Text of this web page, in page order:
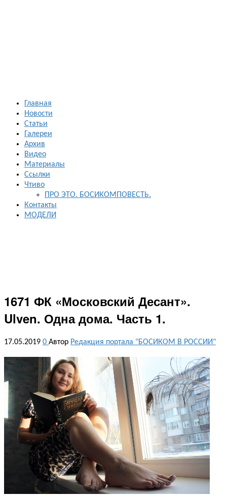
Главная
Новости
Статьи
Галереи
Архив
Видео
Материалы
Ссылки
Чтиво
ПРО ЭТО. БОСИКОМПОВЕСТЬ.
Контакты
МОДЕЛИ
1671 ФК «Московский Десант».
Ulven. Одна дома. Часть 1.
17.05.2019 0 Автор Редакция портала "БОСИКОМ В РОССИИ"